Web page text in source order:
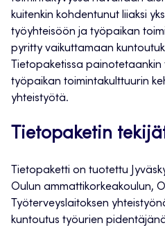
kuitenkin kohdentunut liiaksi
työyhteisöön ja työpaikan
pyritty vaikuttamaan
Tietopaketissa painotetaankin
työpaikan toimintakulttuurin
yhteistyötä.
Tietopaketin
Tietopaketti on tuotettu
Oulun ammattikorkeakoulun,
Työterveyslaitoksen
kuntoutus työurien